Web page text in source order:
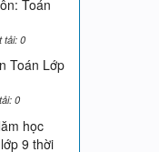
Toán
tải: 0
Toán Lớp
0
học
9 thời